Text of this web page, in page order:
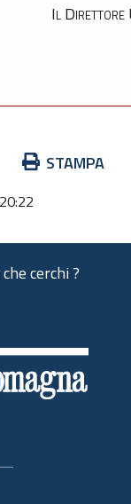
Il Direttore
STAMPA
cerchi ?